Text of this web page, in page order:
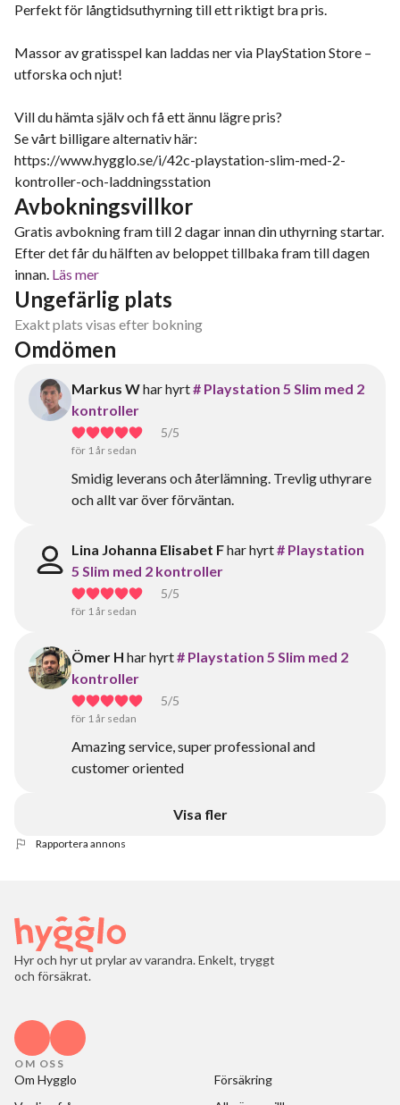
Perfekt för långtidsuthyrning till ett riktigt bra pris.
Massor av gratisspel kan laddas ner via PlayStation Store –
utforska och njut!
Vill du hämta själv och få ett ännu lägre pris?
Se vårt billigare alternativ här:
https://www.hygglo.se/i/42c-playstation-slim-med-2-
kontroller-och-laddningsstation
Avbokningsvillkor
Gratis avbokning fram till 2 dagar innan din uthyrning startar.
Efter det får du hälften av beloppet tillbaka fram till dagen
innan. Läs mer
Ungefärlig plats
Exakt plats visas efter bokning
Omdömen
Markus Whar hyrt# Playstation 5 Slim med 2
kontroller
5/5
för 1 år sedan
Smidig leverans och återlämning. Trevlig uthyrare
och allt var över förväntan.
Lina Johanna Elisabet Fhar hyrt# Playstation
5 Slim med 2 kontroller
5/5
för 1 år sedan
Ömer H har hyrt# Playstation 5 Slim med 2
kontroller
5/5
för 1 år sedan
Amazing service, super professional and
customer oriented
Visa fler
Rapportera annons
Hyr och hyr ut prylar av varandra. Enkelt, tryggt
och försäkrat.
OM OSS
Om Hygglo
Försäkring